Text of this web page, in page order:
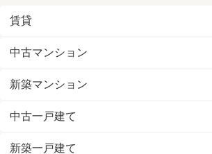
賃貸
中古マンション
新築マンション
中古一戸建て
新築一戸建て